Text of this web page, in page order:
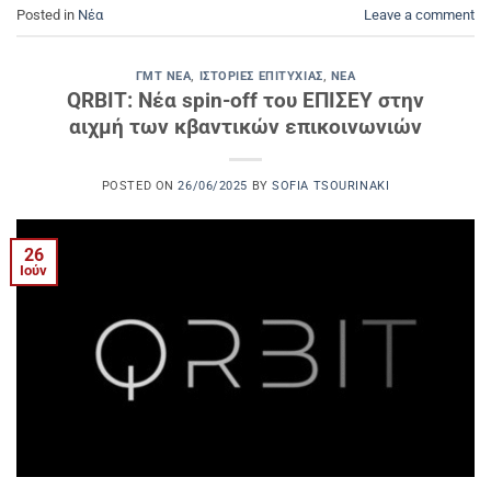
Posted in Νέα Leave a comment
ΓΜΤ ΝΈΑ, ΙΣΤΟΡΊΕΣ ΕΠΙΤΥΧΊΑΣ, ΝΈΑ
QRBIT: Νέα spin-off του ΕΠΙΣΕΥ στην
αιχμή των κβαντικών επικοινωνιών
POSTED ON26/06/2025 BYSOFIA TSOURINAKI
26
Ιούν